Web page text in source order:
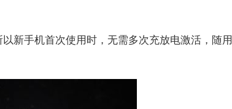
新手机首次使用时，无需多次充放电激活，随用